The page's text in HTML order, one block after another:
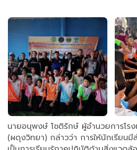
นายอนุพงษ์ โชติรักษ์ ผู้อำนวยการโรง
(ผดุงวิทยา) กล่าวว่า การให้นักเรียน